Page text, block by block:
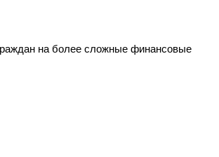
на более сложные финансовые